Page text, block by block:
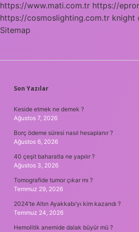
https://www.mati.com.tr https://
https://cosmoslighting.com.tr knight
Sitemap
SIDEBAR
Son Yazılar
Keside etmek ne demek ?
Ağustos 7, 2026
Borç ödeme süresi nasıl hesaplanır ?
Ağustos 6, 2026
40 çeşit baharatla ne yapılır ?
Ağustos 3, 2026
Tomografide tumor çıkar mı ?
Temmuz 29, 2026
2024’te Altın Ayakkabı’yı kim kazandı ?
Temmuz 24, 2026
Hemolitik anemide dalak büyür mü ?